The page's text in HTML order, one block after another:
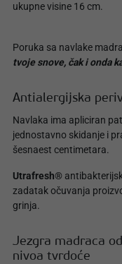
ukupne visine 16 cm.
Poruka sa navlake
tvoje snove, čak i onda
Antialergijska
Navlaka ima apliciran
jednostavno skidanje i
šesnaest centimetara.
Utrafresh®
zadatak očuvanja
grinja.
Jezgra madraca
nivoa tvrdoće